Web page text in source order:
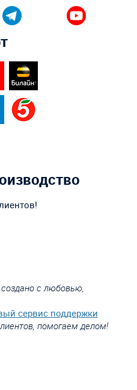
с любовью,
сервис поддержки
помогаем делом!